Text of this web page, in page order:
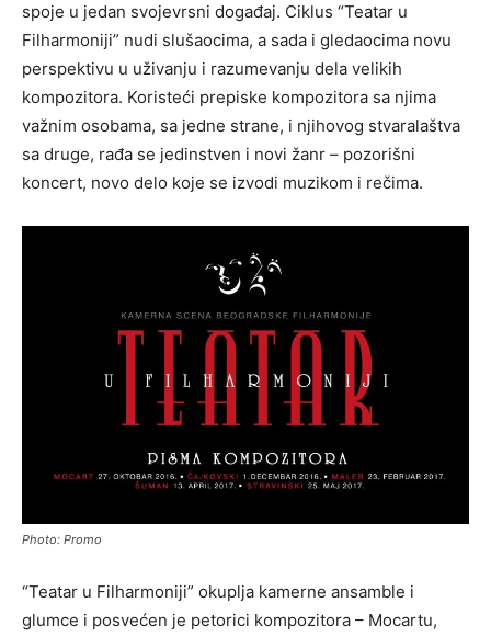
spoje u jedan svojevrsni događaj. Ciklus “Teatar u
Filharmoniji” nudi slušaocima, a sada i gledaocima novu
perspektivu u uživanju i razumevanju dela velikih
kompozitora. Koristeći prepiske kompozitora sa njima
važnim osobama, sa jedne strane, i njihovog stvaralaštva
sa druge, rađa se jedinstven i novi žanr – pozorišni
koncert, novo delo koje se izvodi muzikom i rečima.
Photo: Promo
“Teatar u Filharmoniji” okuplja kamerne ansamble i
glumce i posvećen je petorici kompozitora – Mocartu,